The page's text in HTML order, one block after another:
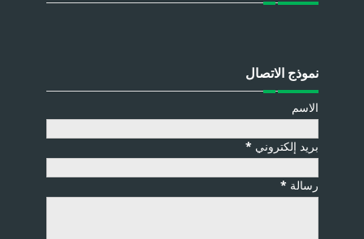
نموذج الاتصال
الاسم
بريد إلكتروني *
رسالة *